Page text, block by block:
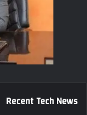
Recent Tech News